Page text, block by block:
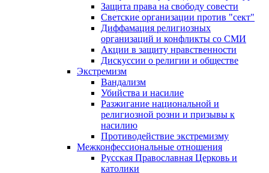
Защита права на свободу совести
Светские организации против "сект"
Диффамация религиозных
организаций и конфликты со СМИ
Акции в защиту нравственности
Дискуссии о религии и обществе
Экстремизм
Вандализм
Убийства и насилие
Разжигание национальной и
религиозной розни и призывы к
насилию
Противодействие экстремизму
Межконфессиональные отношения
Русская Православная Церковь и
католики